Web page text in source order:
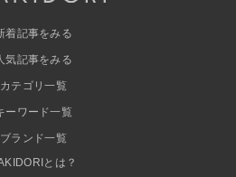
着記事をみる
気記事をみる
カテゴリ一覧
ーワード一覧
ブランド一覧
とは？